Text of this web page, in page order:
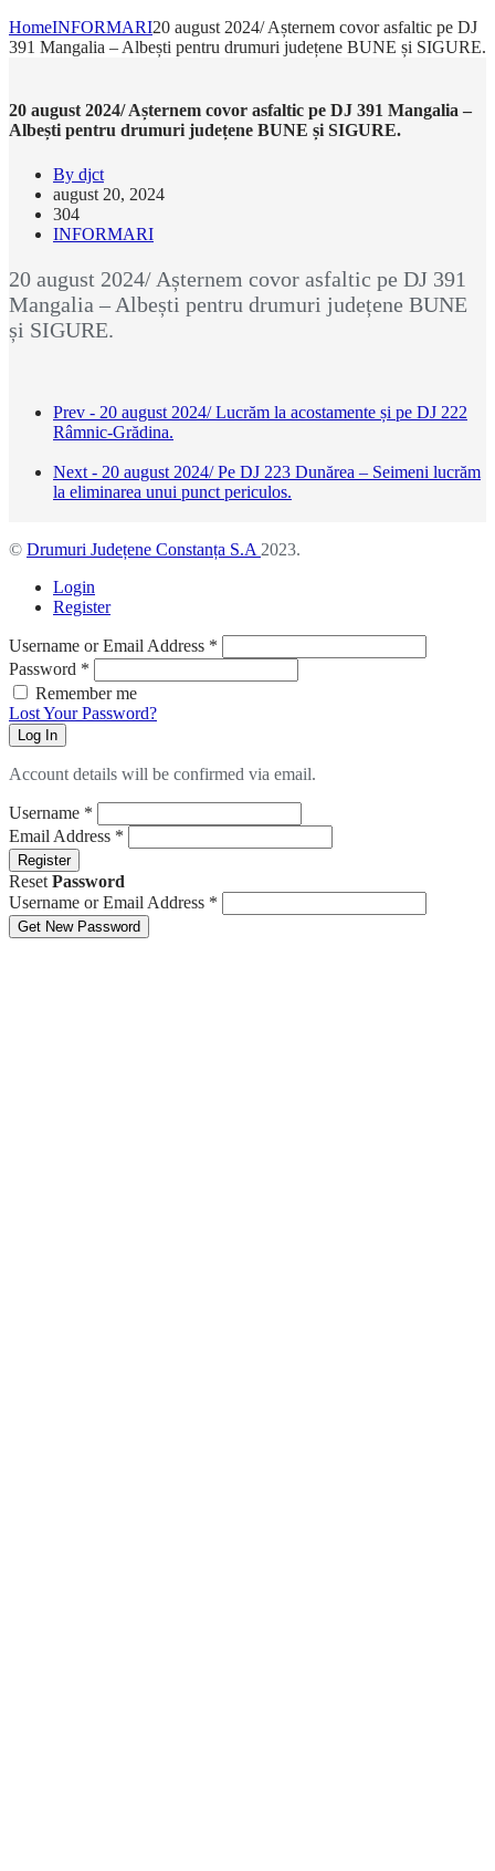
HomeINFORMARI20 august 2024/ Așternem covor asfaltic pe DJ
391 Mangalia – Albești pentru drumuri județene BUNE și SIGURE.
20 august 2024/ Așternem covor asfaltic pe DJ 391 Mangalia –
Albești pentru drumuri județene BUNE și SIGURE.
By djct
august 20, 2024
304
INFORMARI
20 august 2024/ Așternem covor asfaltic pe DJ 391
Mangalia – Albești pentru drumuri județene BUNE
și SIGURE.
Prev - 20 august 2024/ Lucrăm la acostamente și pe DJ 222
Râmnic-Grădina.
Next - 20 august 2024/ Pe DJ 223 Dunărea – Seimeni lucrăm
la eliminarea unui punct periculos.
© Drumuri Județene Constanța S.A 2023.
Login
Register
Username or Email Address *
Password *
Remember me
Lost Your Password?
Log In
Account details will be confirmed via email.
Username *
Email Address *
Register
Reset Password
Username or Email Address *
Get New Password